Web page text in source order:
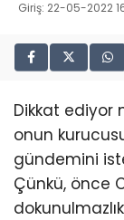
Giriş: 22-05-2022
Dikkat ediyor
onun
gündemini
Çünkü, önce